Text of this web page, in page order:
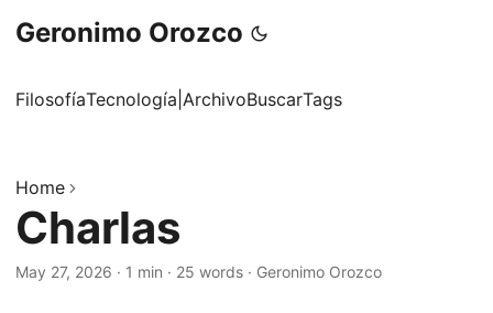
Geronimo Orozco
FilosofíaTecnología ArchivoBuscarTags
Home
Charlas
May 27, 2026 · 1 min · 25 words · Geronimo Orozco